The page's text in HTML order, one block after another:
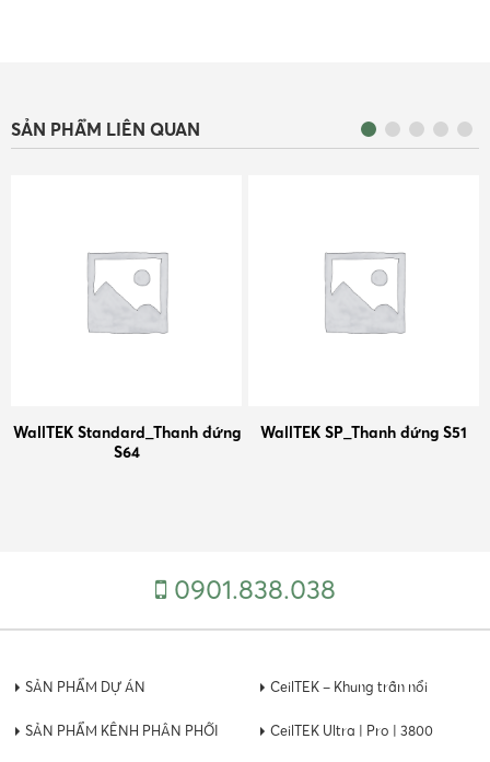
SẢN PHẨM LIÊN QUAN
WallTEK Standard_Thanh đứng
S64
WallTEK SP_Thanh đứng S51
0901.838.038
SẢN PHẨM DỰ ÁN
SẢN PHẨM KÊNH PHÂN PHỐI
CeilTEK – Khung trần nổi
CeilTEK Ultra | Pro | 3800